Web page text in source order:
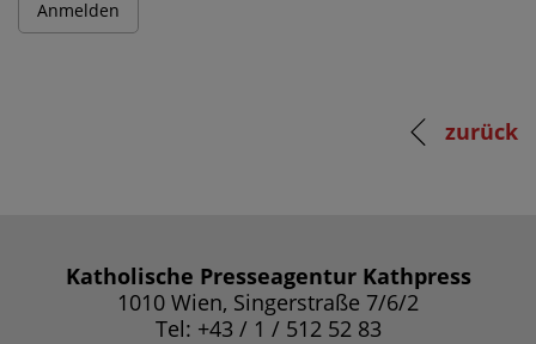
zurück
Katholische Presseagentur Kathpress
1010 Wien, Singerstraße 7/6/2
Tel: +43 / 1 / 512 52 83